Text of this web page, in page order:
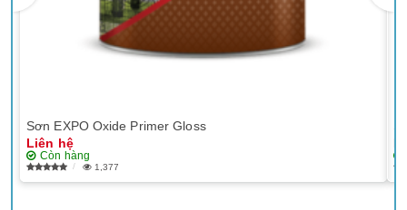
Sơn EXPO Oxide Primer Gloss
Liên hệ
Còn hàng
1,377